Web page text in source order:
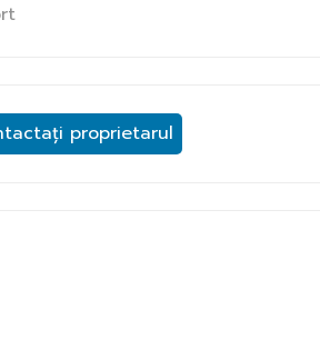
proprietarul